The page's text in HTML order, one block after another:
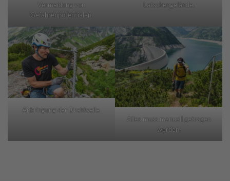
Vermeidung von
Gefahrenpotentialen.
Latschengelände.
Anbringung der Drahtseile.
Alles muss manuell getragen
werden.